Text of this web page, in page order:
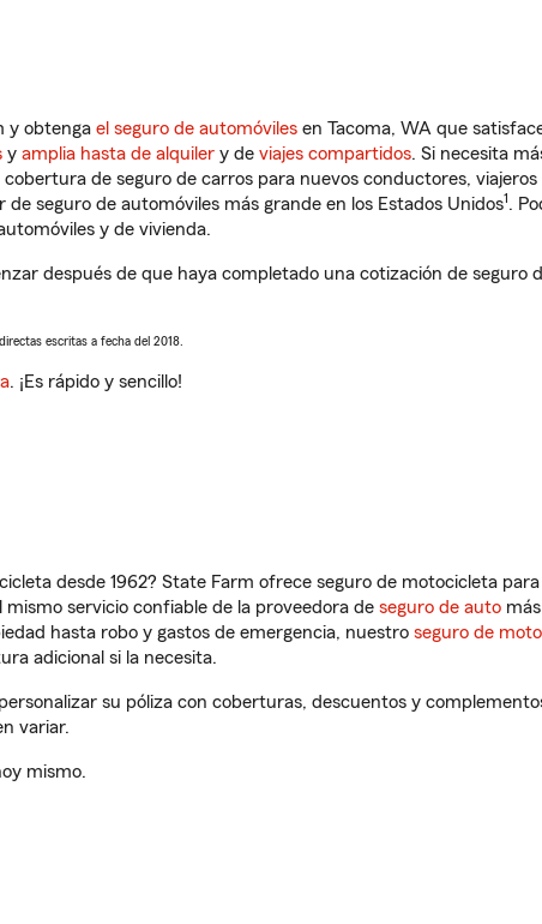
y obtenga el seguro de automóviles en Tacoma, WA que
y amplia hasta de alquiler y de viajes compartidos. Si necesita
de seguro de carros para nuevos conductores, viajeros
seguro de automóviles más grande en los Estados Unidos1.
y de vivienda.
después de que haya completado una cotización de seguro
escritas a fecha del 2018.
. ¡Es rápido y sencillo!
desde 1962? State Farm ofrece seguro de motocicleta
servicio confiable de la proveedora de seguro de auto
hasta robo y gastos de emergencia, nuestro seguro de
adicional si la necesita.
su póliza con coberturas, descuentos y
variar.
mismo.